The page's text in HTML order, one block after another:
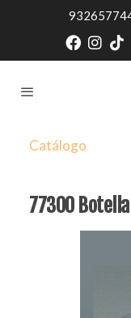
Catálogo
77300